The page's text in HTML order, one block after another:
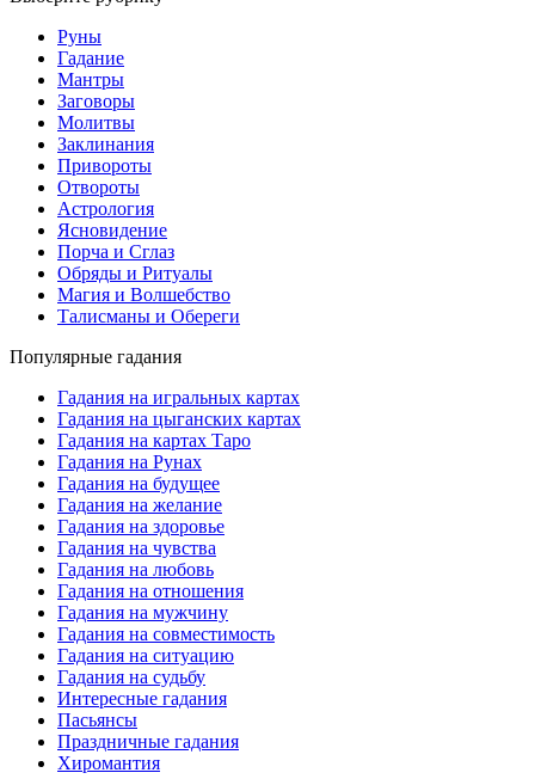
Руны
Гадание
Мантры
Заговоры
Молитвы
Заклинания
Привороты
Отвороты
Астрология
Ясновидение
Порча и Сглаз
Обряды и Ритуалы
Магия и Волшебство
Талисманы и Обереги
Популярные гадания
Гадания на игральных картах
Гадания на цыганских картах
Гадания на картах Таро
Гадания на Рунах
Гадания на будущее
Гадания на желание
Гадания на здоровье
Гадания на чувства
Гадания на любовь
Гадания на отношения
Гадания на мужчину
Гадания на совместимость
Гадания на ситуацию
Гадания на судьбу
Интересные гадания
Пасьянсы
Праздничные гадания
Хиромантия